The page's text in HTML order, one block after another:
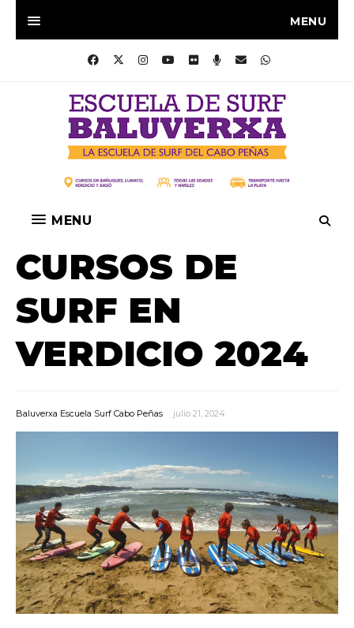
MENU
MENU
CURSOS DE
SURF EN
VERDICIO 2024
Baluverxa Escuela Surf Cabo Peñas julio 21, 2024